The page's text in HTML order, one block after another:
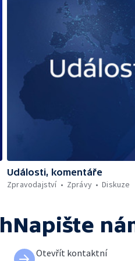
Události, komentáře
Zpravodajství
Zprávy Diskuze
Napište
Otevřít kontaktní